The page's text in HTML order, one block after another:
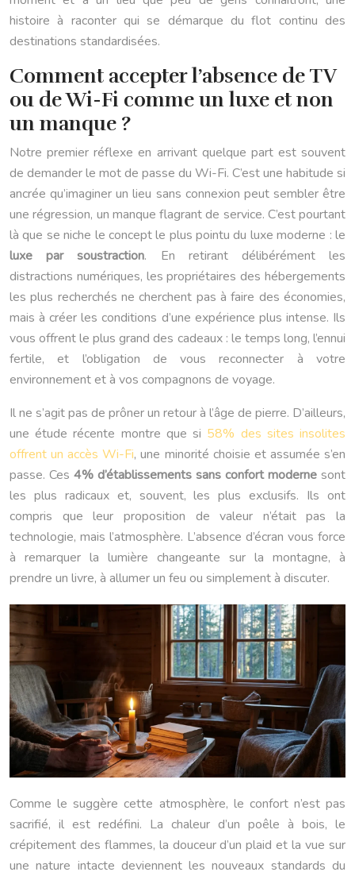
histoire à raconter qui se démarque du flot continu des
destinations standardisées.
Comment accepter l’absence de TV
ou de Wi-Fi comme un luxe et non
un manque ?
Notre premier réflexe en arrivant quelque part est souvent
de demander le mot de passe du Wi-Fi. C’est une habitude si
ancrée qu’imaginer un lieu sans connexion peut sembler être
une régression, un manque flagrant de service. C’est pourtant
là que se niche le concept le plus pointu du luxe moderne : le
luxe par soustraction. En retirant délibérément les
distractions numériques, les propriétaires des hébergements
les plus recherchés ne cherchent pas à faire des économies,
mais à créer les conditions d’une expérience plus intense. Ils
vous offrent le plus grand des cadeaux : le temps long, l’ennui
fertile, et l’obligation de vous reconnecter à votre
environnement et à vos compagnons de voyage.
Il ne s’agit pas de prôner un retour à l’âge de pierre. D’ailleurs,
une étude récente montre que si 58% des sites insolites
offrent un accès Wi-Fi, une minorité choisie et assumée s’en
passe. Ces 4% d’établissements sans confort moderne sont
les plus radicaux et, souvent, les plus exclusifs. Ils ont
compris que leur proposition de valeur n’était pas la
technologie, mais l’atmosphère. L’absence d’écran vous force
à remarquer la lumière changeante sur la montagne, à
prendre un livre, à allumer un feu ou simplement à discuter.
Comme le suggère cette atmosphère, le confort n’est pas
sacrifié, il est redéfini. La chaleur d’un poêle à bois, le
crépitement des flammes, la douceur d’un plaid et la vue sur
une nature intacte deviennent les nouveaux standards du